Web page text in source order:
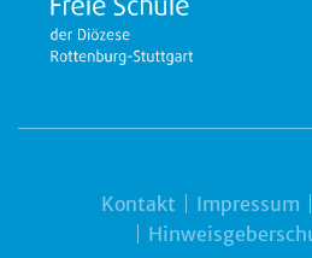
Kontakt Impressum